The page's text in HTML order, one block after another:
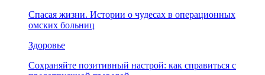
Спасая жизни. Истории о чудесах в операционных
омских больниц
Здоровье
Сохраняйте позитивный настрой: как справиться с